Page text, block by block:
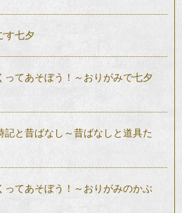
す七夕
ってあそぼう！～おりがみで七夕
記と昔ばなし～昔ばなしと道具た
ってあそぼう！～おりがみのかぶ